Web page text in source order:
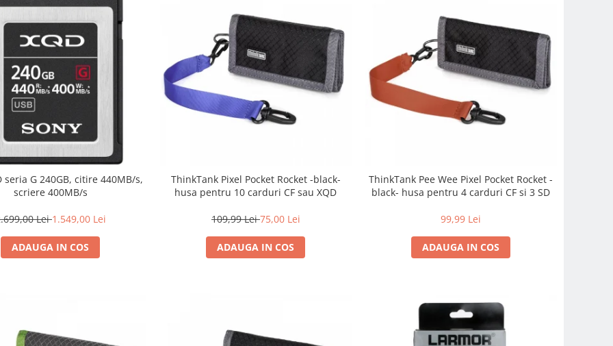
seria G 240GB, citire 440MB/s,
scriere 400MB/s
Lei1.549,00 Lei
ADAUGA IN COS
ThinkTank Pixel Pocket Rocket -black-
husa pentru 10 carduri CF sau XQD
109,99 Lei75,00 Lei
ADAUGA IN COS
ThinkTank Pee Wee Pixel Pocket Rocket -
black- husa pentru 4 carduri CF si 3 SD
99,99 Lei
ADAUGA IN COS